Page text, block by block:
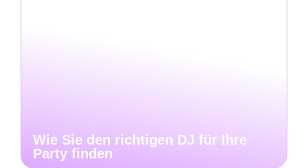
Wie Sie den richtigen DJ für Ihre
Party finden